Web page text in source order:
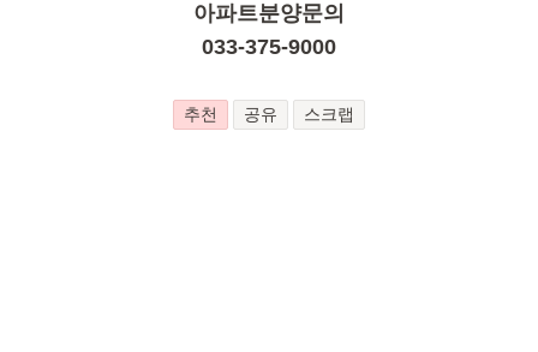
아파트분양문의
033-375-9000
추천 공유 스크랩